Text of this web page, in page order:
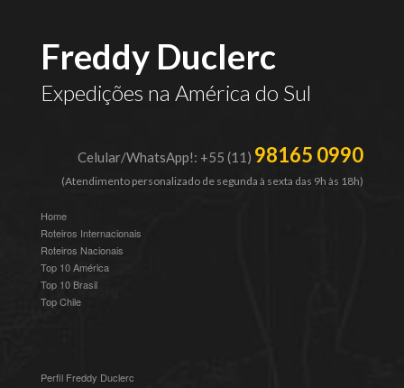
Freddy Duclerc
Expedições na América do Sul
Celular/WhatsApp!: +55 (11) 98165 0990
(Atendimento personalizado de segunda à sexta das 9h às 18h)
Home
Roteiros Internacionais
Roteiros Nacionais
Top 10 América
Top 10 Brasil
Top Chile
Perfil Freddy Duclerc